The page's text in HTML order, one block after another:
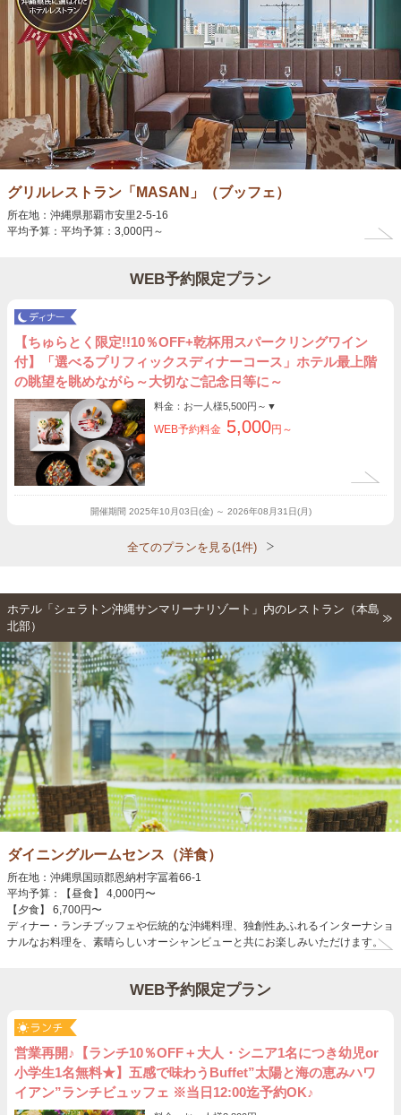
グリルレストラン「MASAN」（ブッフェ）
所在地：沖縄県那覇市安里2-5-16
平均予算：平均予算：3,000円～
WEB予約限定プラン
【ちゅらとく限定!!10％OFF+乾杯用スパークリングワイン
付】「選べるプリフィックスディナーコース」ホテル最上階
の眺望を眺めながら～大切なご記念日等に～
料金：お一人様5,500円～ ▼
WEB予約料金 5,000円～
開催期間 2025年10月03日(金) ～ 2026年08月31日(月)
全てのプランを見る(1件)
ホテル「シェラトン沖縄サンマリーナリゾート」内のレストラン（本島
北部）
ダイニングルームセンス（洋食）
所在地：沖縄県国頭郡恩納村字冨着66-1
平均予算：【昼食】 4,000円〜
【夕食】 6,700円〜
ディナー・ランチブッフェや伝統的な沖縄料理、独創性あふれるインターナショ
ナルなお料理を、素晴らしいオーシャンビューと共にお楽しみいただけます。
WEB予約限定プラン
営業再開♪【ランチ10％OFF＋大人・シニア1名につき幼児or
小学生1名無料★】五感で味わうBuffet”太陽と海の恵みハワ
イアン”ランチビュッフェ ※当日12:00迄予約OK♪